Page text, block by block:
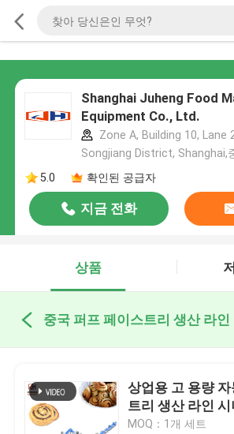
Shanghai Juheng Food
Equipment Co., Ltd.
Zone A, Building 10, Lane
Songjiang District, Shanghai,
5.0
확인된 공급자
지금 전화
상품
중국 퍼프 페이스트리 생산 라인
상업용 고 용량
트리 생산 라인
MOQ：1개 세트